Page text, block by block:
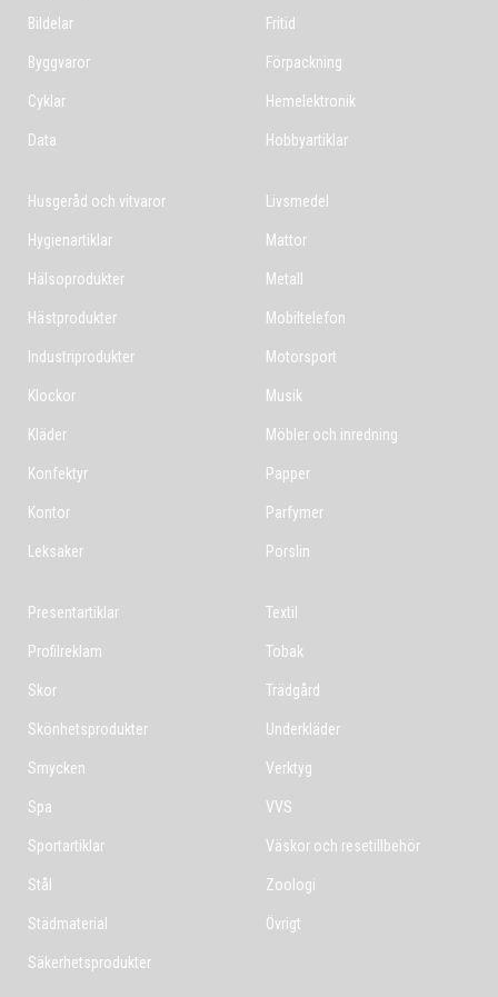
Bildelar
Byggvaror
Cyklar
Data
Fritid
Förpackning
Hemelektronik
Hobbyartiklar
Husgeråd och vitvaror
Hygienartiklar
Hälsoprodukter
Hästprodukter
Industriprodukter
Klockor
Kläder
Konfektyr
Kontor
Leksaker
Livsmedel
Mattor
Metall
Mobiltelefon
Motorsport
Musik
Möbler och inredning
Papper
Parfymer
Porslin
Presentartiklar
Profilreklam
Skor
Skönhetsprodukter
Smycken
Spa
Sportartiklar
Stål
Städmaterial
Säkerhetsprodukter
Textil
Tobak
Trädgård
Underkläder
Verktyg
VVS
Väskor och resetillbehör
Zoologi
Övrigt